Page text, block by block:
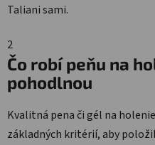
Taliani sami.
2
Čo robí peňu na
pohodlnou
Kvalitná pena či gél na
základných kritérií, aby